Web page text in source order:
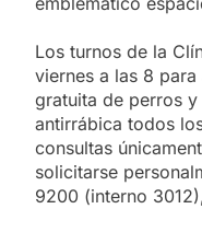
Los turnos de la
viernes a las 8
gratuita de perros
antirrábica todos
consultas
solicitarse
9200 (interno